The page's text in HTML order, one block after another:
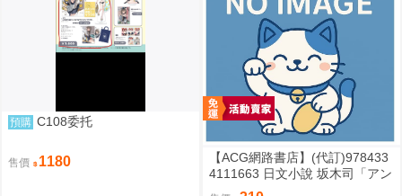
預購 C108委托
售價 1180
【ACG網路書店】(代訂)978433
4111663 日文小說 坂木司「アン
と幸福」